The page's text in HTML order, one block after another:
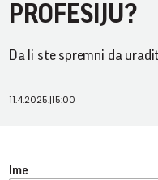
PROFESIJU?
Da li ste spremni da
11.4.2025.|15:00
Ime